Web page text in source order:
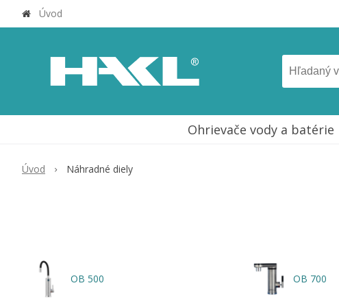
Úvod
Ohrievače vody a batérie
Úvod Náhradné diely
OB 500 OB 700